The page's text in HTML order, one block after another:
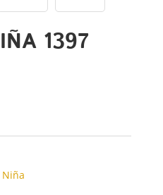
1397
Niña